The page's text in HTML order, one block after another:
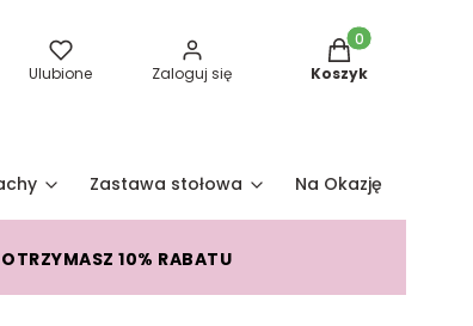
Ulubione Zaloguj się
Produkty w
Koszyk
Zastawa stołowa Na Okazję
10% RABATU